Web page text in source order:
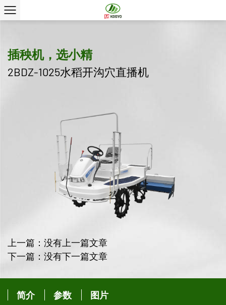
插秧机，选小精
2BDZ-1025水稻开沟穴直播机
上一篇：没有上一篇文章
下一篇：没有下一篇文章
简介 参数 图片